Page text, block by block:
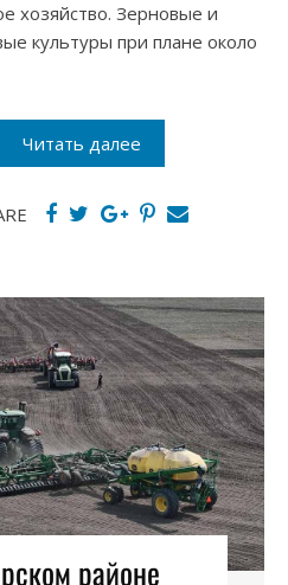
хозяйство. Зерновые и
культуры при плане около
Читать далее
районе